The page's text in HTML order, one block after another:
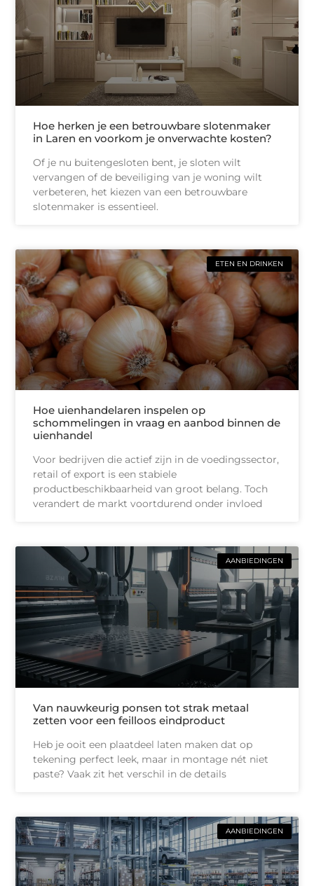
Hoe herken je een betrouwbare slotenmaker
in Laren en voorkom je onverwachte kosten?
Of je nu buitengesloten bent, je sloten wilt
vervangen of de beveiliging van je woning wilt
verbeteren, het kiezen van een betrouwbare
slotenmaker is essentieel.
ETEN EN DRINKEN
Hoe uienhandelaren inspelen op
schommelingen in vraag en aanbod binnen de
uienhandel
Voor bedrijven die actief zijn in de voedingssector,
retail of export is een stabiele
productbeschikbaarheid van groot belang. Toch
verandert de markt voortdurend onder invloed
AANBIEDINGEN
Van nauwkeurig ponsen tot strak metaal
zetten voor een feilloos eindproduct
Heb je ooit een plaatdeel laten maken dat op
tekening perfect leek, maar in montage nét niet
paste? Vaak zit het verschil in de details
AANBIEDINGEN